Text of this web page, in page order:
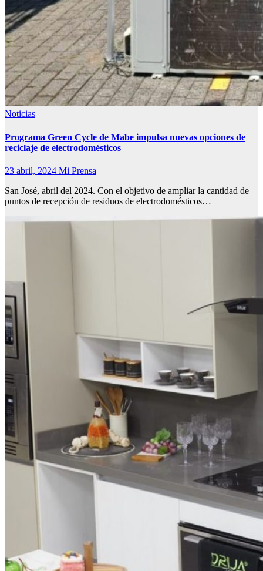
Noticias
Programa Green Cycle de Mabe impulsa nuevas opciones de
reciclaje de electrodomésticos
23 abril, 2024 Mi Prensa
San José, abril del 2024. Con el objetivo de ampliar la cantidad de
puntos de recepción de residuos de electrodomésticos…